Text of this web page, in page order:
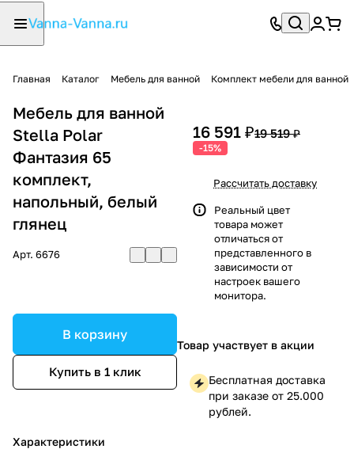
Главная Каталог Мебель для ванной Комплект мебели для ванной
Мебель для ванной
Stella Polar
Фантазия 65
комплект,
напольный, белый
глянец
Арт. 6676
В корзину
Купить в 1 клик
Характеристики
16 591 ₽19 519 ₽
-15%
Рассчитать доставку
Реальный цвет
товара может
отличаться от
представленного в
зависимости от
настроек вашего
монитора.
Товар участвует в акции
Бесплатная доставка
при заказе от 25.000
рублей.